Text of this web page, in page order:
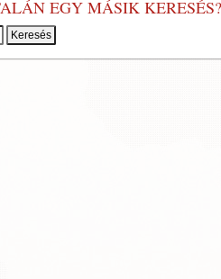
EGY MÁSIK KERESÉS?